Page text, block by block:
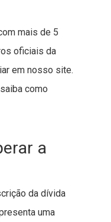
mais de 5
oficiais da
em nosso site.
como
a
da dívida
uma